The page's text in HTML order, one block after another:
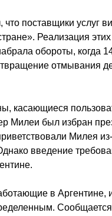
поставщики услуг
Реализация
обороты, когда
отмывания
касающиеся
Милеи был избран
Милея
введение
в Аргентине,